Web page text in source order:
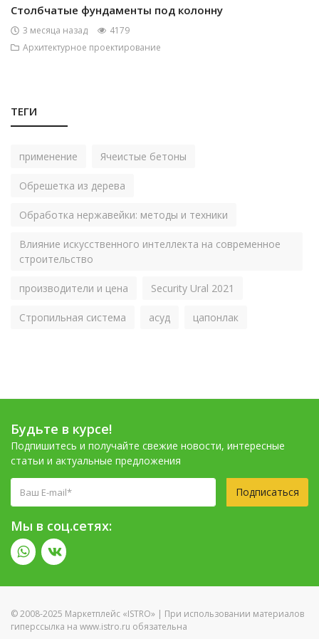
Столбчатые фундаменты под колонну
3 месяца назад
4179
Архитектурное проектирование
ТЕГИ
применение Ячеистые бетоны
Обрешетка из дерева
Обработка нержавейки: методы и техники
Влияние искусственного интеллекта на современное
строительство
производители и цена Security Ural 2021
Стропильная система асуд цапонлак
Будьте в курсе!
Подпишитесь и получайте свежие новости, интересные
статьи и актуальные предложения
Подписаться
Мы в соц.сетях:
© 2008-2025 Маркетплейс «ISTRO» | При использовании материалов
гиперссылка на www.istro.ru обязательна